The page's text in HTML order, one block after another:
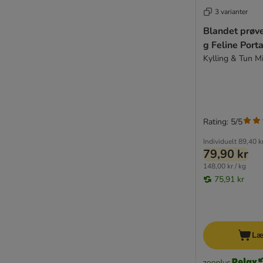
3 varianter
Blandet
g Feline
Kylling & Tun
Individuelt89,40
79,90 kr
148,00 kr / kg
75,91 kr
Rating: 5/5